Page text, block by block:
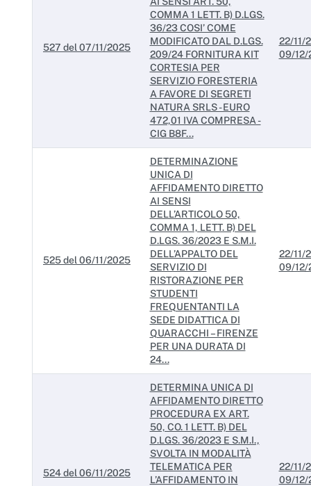
527 del 07/11/2025
COMMA 1 LETT. B) D.LGS.
36/23 COSI’ COME
MODIFICATO DAL D.LGS.
209/24 FORNITURA KIT
CORTESIA PER
SERVIZIO FORESTERIA
A FAVORE DI SEGRETI
NATURA SRLS - EURO
472,01 IVA COMPRESA -
CIG B8F...
22/11/
09/12/
525 del 06/11/2025
DETERMINAZIONE
UNICA DI
AFFIDAMENTO DIRETTO
AI SENSI
DELL’ARTICOLO 50,
COMMA 1, LETT. B) DEL
D.LGS. 36/2023 E S.M.I.
DELL’APPALTO DEL
SERVIZIO DI
RISTORAZIONE PER
STUDENTI
FREQUENTANTI LA
SEDE DIDATTICA DI
QUARACCHI – FIRENZE
PER UNA DURATA DI
24...
22/11/
09/12/
524 del 06/11/2025
DETERMINA UNICA DI
AFFIDAMENTO DIRETTO
PROCEDURA EX ART.
50, CO. 1 LETT. B) DEL
D.LGS. 36/2023 E S.M.I.,
SVOLTA IN MODALITÀ
TELEMATICA PER
L’AFFIDAMENTO IN
22/11/
09/12/